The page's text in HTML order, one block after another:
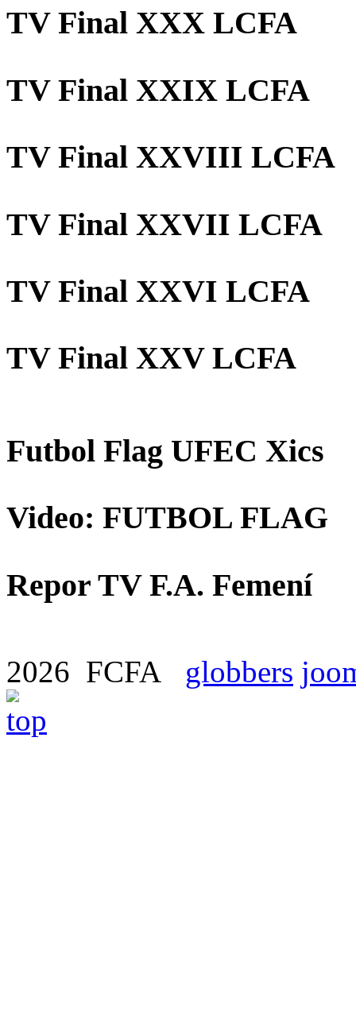
TV Final XXX LCFA
TV Final XXIX LCFA
TV Final XXVIII LCFA
TV Final XXVII LCFA
TV Final XXVI LCFA
TV Final XXV LCFA
Futbol Flag UFEC Xics
Video: FUTBOL FLAG
Repor TV F.A. Femení
2026 FCFA globbers